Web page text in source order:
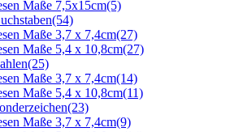
Maße 7,5x15cm(5)
(54)
Maße 3,7 x 7,4cm(27)
Maße 5,4 x 10,8cm(27)
(25)
Maße 3,7 x 7,4cm(14)
Maße 5,4 x 10,8cm(11)
(23)
Maße 3,7 x 7,4cm(9)